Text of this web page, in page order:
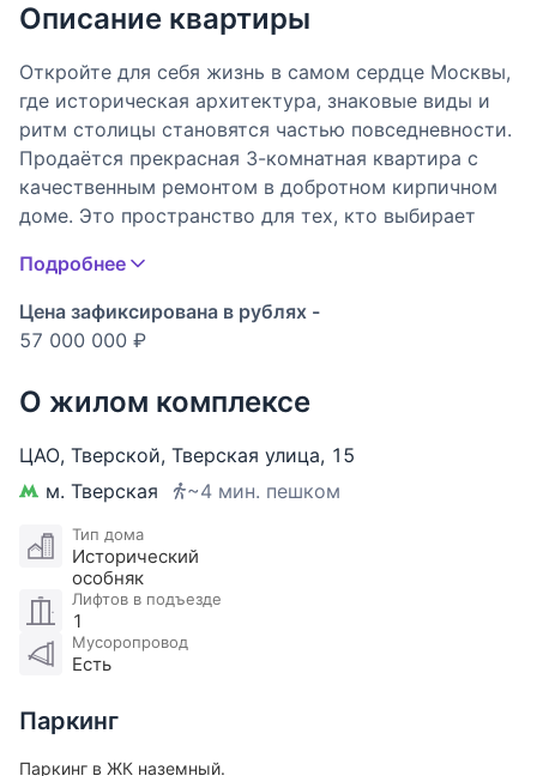
Описание квартиры
Откройте для себя жизнь в самом сердце Москвы,
где историческая архитектура, знаковые виды и
ритм столицы становятся частью повседневности.
Продаётся прекрасная 3-комнатная квартира с
качественным ремонтом в добротном кирпичном
доме. Это пространство для тех, кто выбирает
планировку и редкое для центра сочетание
панорамных видов на Тверскую улицу, закрытой
территории и собственного парковочного
Преимущества Вашей будущей квартиры:
— Две изолированные спальни и просторная
кухня-гостиная;
— Панорамный вид на Тверскую улицу и
застекленный балкон;
— Полностью готова к проживанию — вся мебель
и техника остаются;
— Кирпичный дом с отличной тепло- и
шумоизоляцией;
О квартире:
Подробнее
Цена зафиксирована в рублях -
57 000 000 ₽
О жилом комплексе
ЦАО, Тверской, Тверская улица, 15
м. Тверская
~4 мин. пешком
Тип дома
Исторический
особняк
Лифтов в подъезде
1
Мусоропровод
Есть
Паркинг
Паркинг в ЖК наземный.